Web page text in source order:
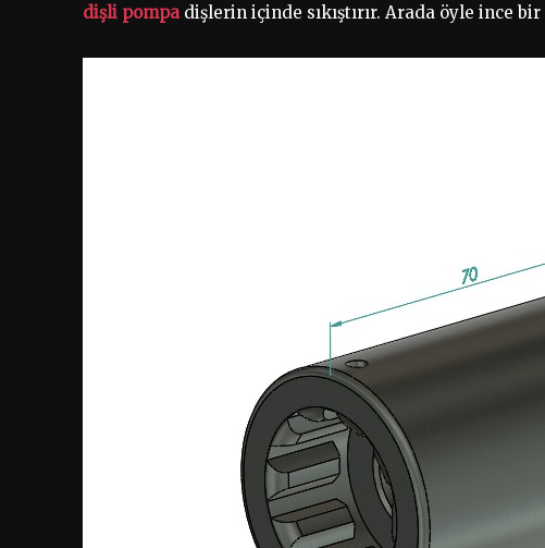
dişli pompadişlerin içinde sıkıştırır. Arada öyle ince